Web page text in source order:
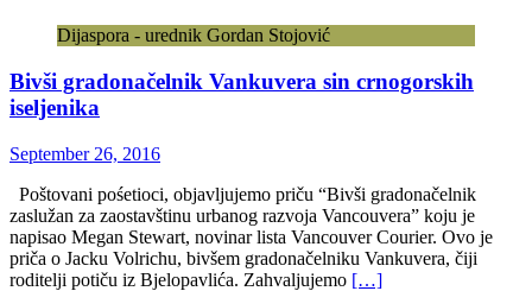
Dijaspora - urednik Gordan Stojović
Bivši gradonačelnik Vankuvera sin crnogorskih
iseljenika
September 26, 2016
Poštovani pośetioci, objavljujemo priču “Bivši gradonačelnik
zaslužan za zaostavštinu urbanog razvoja Vancouvera” koju je
napisao Megan Stewart, novinar lista Vancouver Courier. Ovo je
priča o Jacku Volrichu, bivšem gradonačelniku Vankuvera, čiji
roditelji potiču iz Bjelopavlića. Zahvaljujemo […]